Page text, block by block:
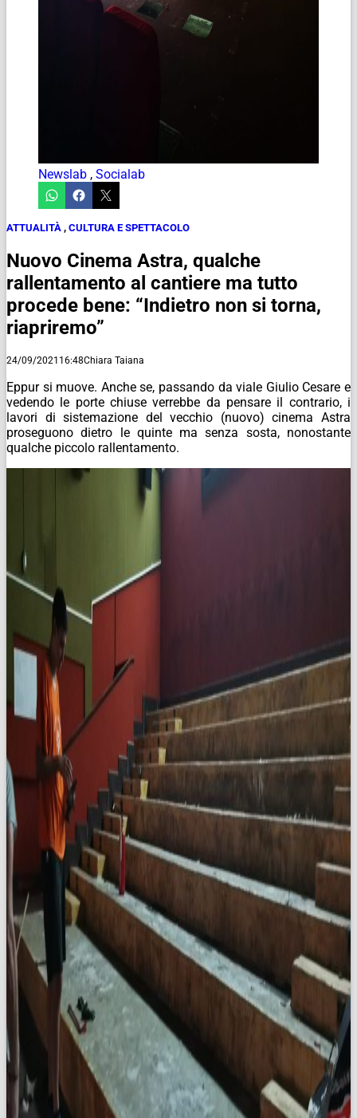
Newslab , Socialab
ATTUALITÀ , CULTURA E SPETTACOLO
Nuovo Cinema Astra, qualche
rallentamento al cantiere ma tutto
procede bene: “Indietro non si torna,
riapriremo”
24/09/2021 16:48Chiara Taiana
Eppur si muove. Anche se, passando da viale Giulio Cesare e
vedendo le porte chiuse verrebbe da pensare il contrario, i
lavori di sistemazione del vecchio (nuovo) cinema Astra
proseguono dietro le quinte ma senza sosta, nonostante
qualche piccolo rallentamento.